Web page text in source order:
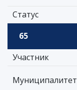
Статус
65
Участник
Муниципалитет